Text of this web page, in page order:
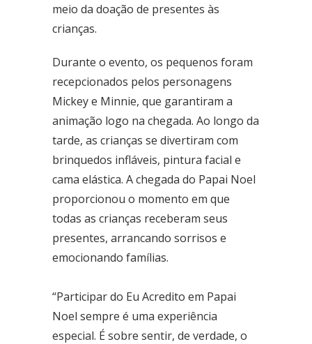
SRES Área Esp. s/no, Bloco M Brasília (DF)
Fone: (61) 3233-3890
Samambaia
QI 416, Conj. H, Lote 1 Brasília (DF)
Setor de Clubes Sul
SCE Sul Trecho 1, Conj. 9 - Avenida das Nações Brasília (DF)
Fone: (61) 3242-9052
Taguatinga Setor Hoteleiro Sul
Área Especial de Postos – Pistão Sul Brasília (DF)
Fone: (61) 3036-9962
Se você procura outrs contatos, entre em contato conosco,
meio da doação de presentes às
crianças.
Durante o evento, os pequenos foram
recepcionados pelos personagens
Mickey e Minnie, que garantiram a
animação logo na chegada. Ao longo da
tarde, as crianças se divertiram com
brinquedos infláveis, pintura facial e
cama elástica. A chegada do Papai Noel
proporcionou o momento em que
todas as crianças receberam seus
presentes, arrancando sorrisos e
emocionando famílias.
“Participar do Eu Acredito em Papai
Noel sempre é uma experiência
especial. É sobre sentir, de verdade, o